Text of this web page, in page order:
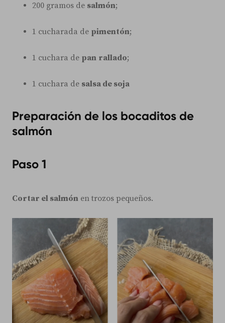
200 gramos de salmón;
1 cucharada de pimentón;
1 cuchara de pan rallado;
1 cuchara de salsa de soja
Preparación de los bocaditos de
salmón
Paso 1
Cortar el salmón en trozos pequeños.